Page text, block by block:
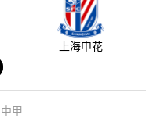
上海申花
中甲